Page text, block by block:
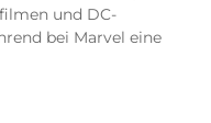
und DC-
bei Marvel eine